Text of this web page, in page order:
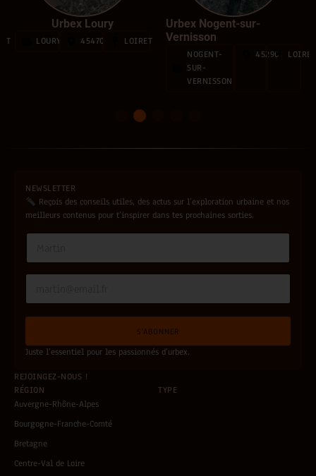
Urbex Loury
LOURY 45470 LOIRET
Urbex Nogent-sur-
Vernisson
NOGENT-
SUR-
VERNISSON
45290 LOIRET
4
NEWSLETTER
Reçois des conseils utiles, des actus sur l’exploration urbaine et nos
meilleurs contenus pour t’inspirer dans tes prochaines sorties.
l
N
m
e
E
a
i
*
S'ABONNER
Juste l’essentiel pour les passionnés d’urbex.
REJOINGEZ-NOUS !
RÉGION
Auvergne-Rhône-Alpes
Bourgogne-Franche-Comté
Bretagne
Centre-Val de Loire
TYPE